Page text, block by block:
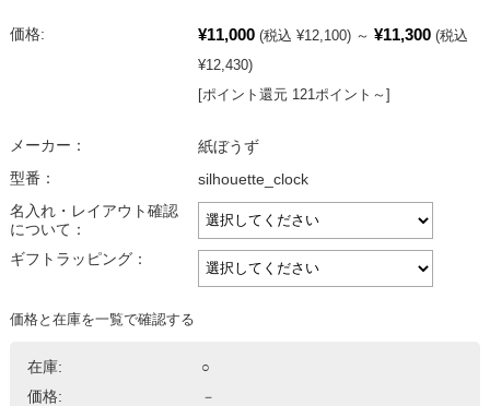
価格: ¥11,000 (税込 ¥12,100) ～ ¥11,300 (税込
¥12,430)
[ポイント還元 121ポイント～]
メーカー：
紙ぼうず
型番：
silhouette_clock
名入れ・レイアウト確認
について：
ギフトラッピング：
価格と在庫を一覧で確認する
在庫:
○
価格:
－